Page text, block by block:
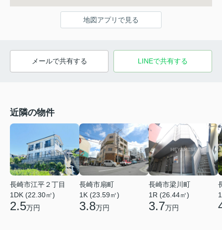
地図アプリで見る
メールで共有する LINEで共有する
近隣の物件
長崎市江平２丁目
1DK (22.30㎡)
2.5万円
長崎市扇町
1K (23.59㎡)
3.8万円
長崎市梁川町
1R (26.44㎡)
3.7万円